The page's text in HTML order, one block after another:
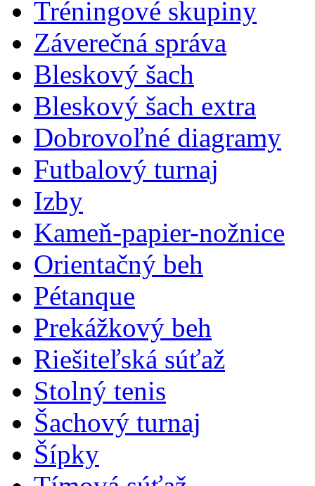
Tréningové skupiny
Záverečná správa
Bleskový šach
Bleskový šach extra
Dobrovoľné diagramy
Futbalový turnaj
Izby
Kameň-papier-nožnice
Orientačný beh
Pétanque
Prekážkový beh
Riešiteľská súťaž
Stolný tenis
Šachový turnaj
Šípky